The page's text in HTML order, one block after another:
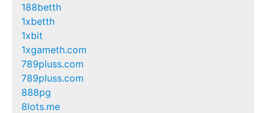
188betth
1xbetth
1xbit
1xgameth.com
789pluss.com
789pluss.com
888pg
8lots.me